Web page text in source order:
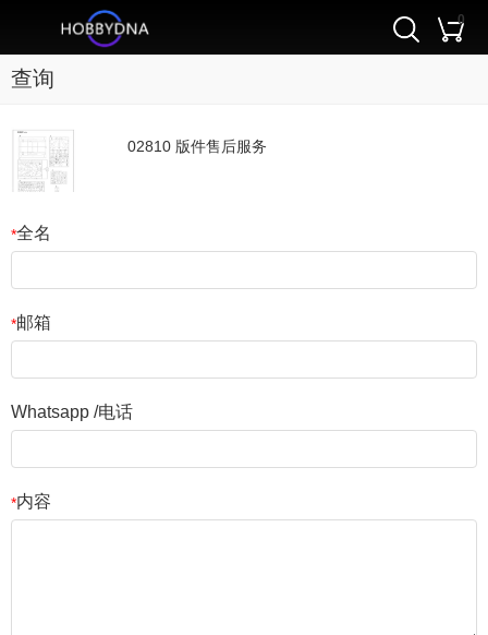
0
查询
02810 版件售后服务
*全名
*邮箱
Whatsapp /电话
*内容